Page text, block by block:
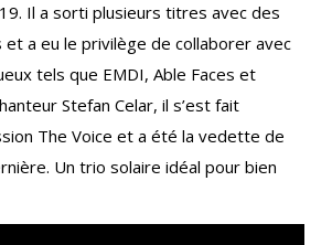
Il a sorti plusieurs titres avec des
a eu le privilège de collaborer avec
tels que EMDI, Able Faces et
Stefan Celar, il s’est fait
The Voice et a été la vedette de
Un trio solaire idéal pour bien